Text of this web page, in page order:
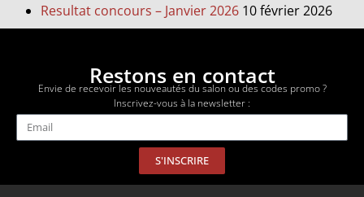
Resultat concours – Janvier 2026 10 février 2026
Restons en contact
Envie de recevoir les nouveautés du salon ou des codes promo ?
Inscrivez-vous à la newsletter :
S'INSCRIRE